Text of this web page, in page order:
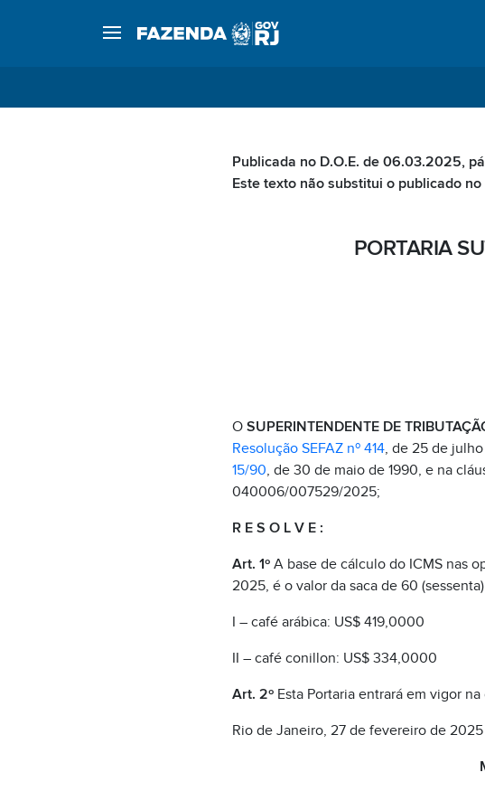
Publicada no D.O.E. de 06.03.2025,
Este texto não substitui o publicado no
PORTARIA
O SUPERINTENDENTE DE
Resolução SEFAZ nº 414, de 25 de
15/90, de 30 de maio de 1990, e na
040006/007529/2025;
R E S O L V E :
Art. 1ºA base de cálculo do ICMS nas
2025, é o valor da saca de 60
I – café arábica: US$ 419,0000
II – café conillon: US$ 334,0000
Art. 2ºEsta Portaria entrará em vigor
Rio de Janeiro, 27 de fevereiro de 2025